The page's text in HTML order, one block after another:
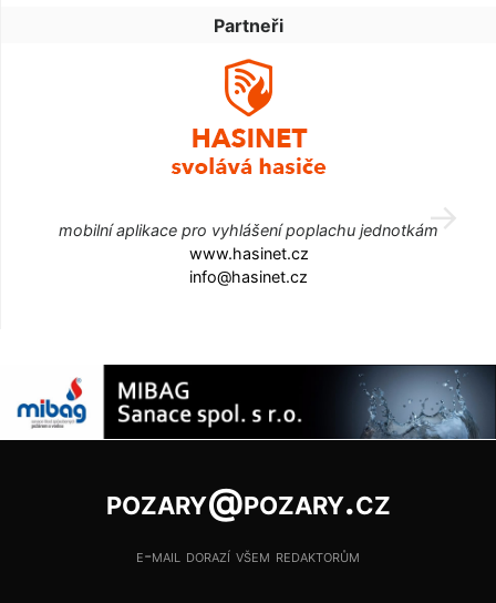
Partneři
mobilní aplikace pro vyhlášení poplachu jednotkám
www.hasinet.cz
info@hasinet.cz
pozary@pozary.cz
e-mail dorazí všem redaktorům